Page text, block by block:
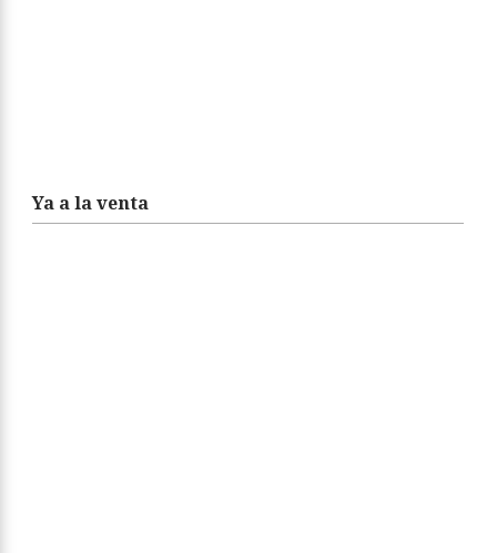
La RAE para lectores curiosos